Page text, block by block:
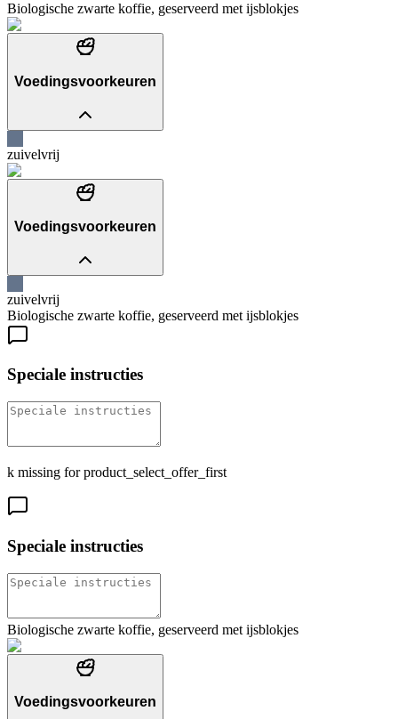
Biologische zwarte koffie, geserveerd met ijsblokjes
Voedingsvoorkeuren
zuivelvrij
Voedingsvoorkeuren
zuivelvrij
Biologische zwarte koffie, geserveerd met ijsblokjes
Speciale instructies
k missing for product_select_offer_first
Speciale instructies
Biologische zwarte koffie, geserveerd met ijsblokjes
Voedingsvoorkeuren